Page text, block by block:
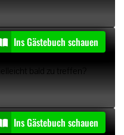
von User34500
Ins Gästebuch schauen
bald zu treffen?
von
Ins Gästebuch schauen